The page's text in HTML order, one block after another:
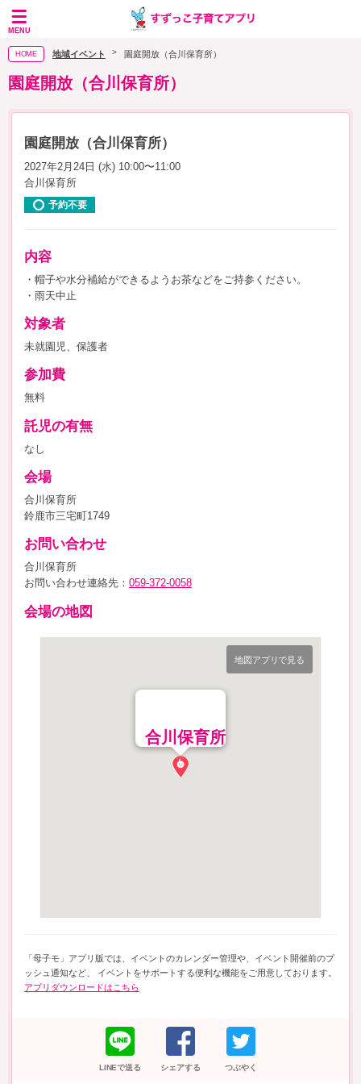
MENU
HOME 地域イベント 園庭開放（合川保育所）
園庭開放（合川保育所）
園庭開放（合川保育所）
2027年2月24日 (水) 10:00〜11:00
合川保育所
予約不要
内容
・帽子や水分補給ができるようお茶などをご持参ください。
・雨天中止
対象者
未就園児、保護者
参加費
無料
託児の有無
なし
会場
合川保育所
鈴鹿市三宅町1749
お問い合わせ
合川保育所
お問い合わせ連絡先： 059-372-0058
会場の地図
地図アプリで見る
合川保育所
「母子モ」アプリ版では、イベントのカレンダー管理や、イベント開催前のプ
ッシュ通知など、 イベントをサポートする便利な機能をご用意しております。
アプリダウンロードはこちら
LINEで送る シェアする つぶやく